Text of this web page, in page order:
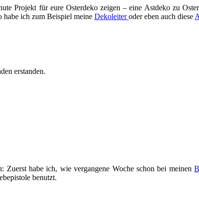
Projekt für eure Osterdeko zeigen – eine Astdeko zu
habe ich zum Beispiel meine Dekoleiteroder eben auch diese
erstanden.
Zuerst habe ich, wie vergangene Woche schon bei meinen
benutzt.